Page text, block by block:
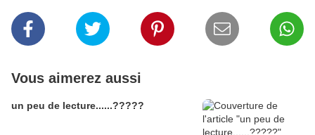
Vous aimerez aussi
un peu de lecture......?????